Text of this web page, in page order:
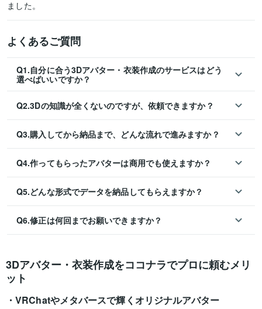
ました。
よくあるご質問
Q1.自分に合う3Dアバター・衣装作成のサービスはどう
選べばいいですか？
Q2.3Dの知識が全くないのですが、依頼できますか？
Q3.購入してから納品まで、どんな流れで進みますか？
Q4.作ってもらったアバターは商用でも使えますか？
Q5.どんな形式でデータを納品してもらえますか？
Q6.修正は何回までお願いできますか？
3Dアバター・衣装作成をココナラでプロに頼むメリ
ット
VRChatやメタバースで輝くオリジナルアバター